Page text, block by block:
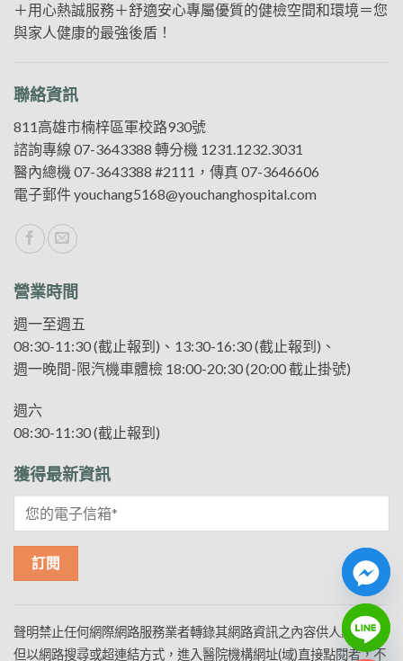
＋用心熱誠服務＋舒適安心專屬優質的健檢空間和環境＝您
與家人健康的最強後盾！
聯絡資訊
811高雄市楠梓區軍校路930號
諮詢專線 07-3643388 轉分機 1231.1232.3031
醫內總機 07-3643388 #2111，傳真 07-3646606
電子郵件youchang5168@youchanghospital.com
營業時間
週一至週五
08:30-11:30 (截止報到)、13:30-16:30 (截止報到)、
週一晚間-限汽機車體檢 18:00-20:30 (20:00 截止掛號)
週六
08:30-11:30 (截止報到)
獲得最新資訊
聲明禁止任何網際網路服務業者轉錄其網路資訊之內容供人點閱。
但以網路搜尋或超連結方式，進入醫院機構網址(域)直接點閱者，不
HIDE
CHATY